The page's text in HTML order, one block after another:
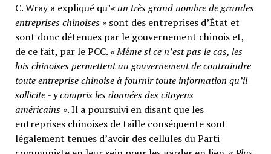
C. Wray a expliqué qu’« un très grand nombre de grandes
entreprises chinoises » sont des entreprises d’État et
sont donc détenues par le gouvernement chinois et,
de ce fait, par le PCC. « Même si ce n’est pas le cas, les
lois chinoises permettent au gouvernement de contraindre
toute entreprise chinoise à fournir toute information qu’il
sollicite - y compris les données des citoyens
américains ». Il a poursuivi en disant que les
entreprises chinoises de taille conséquente sont
légalement tenues d’avoir des cellules du Parti